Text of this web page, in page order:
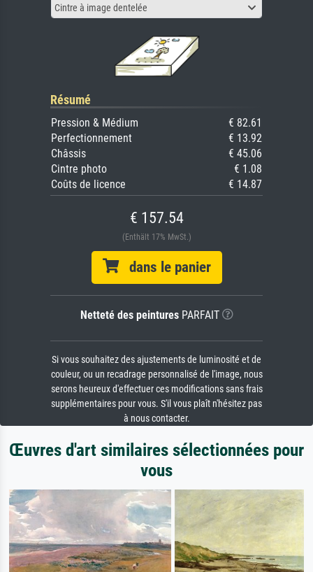
Cintre à image dentelée
Résumé
Pression & Médium
€ 82.61
Perfectionnement
€ 13.92
Châssis
€ 45.06
Cintre photo
€ 1.08
Coûts de licence
€ 14.87
€ 157.54
(Enthält 17% MwSt.)
dans le panier
Netteté des peinturesPARFAIT
Si vous souhaitez des ajustements de luminosité et de
couleur, ou un recadrage personnalisé de l'image, nous
serons heureux d'effectuer ces modifications sans frais
supplémentaires pour vous. S'il vous plaît n'hésitez pas
à nous contacter.
Œuvres d'art similaires sélectionnées pour
vous